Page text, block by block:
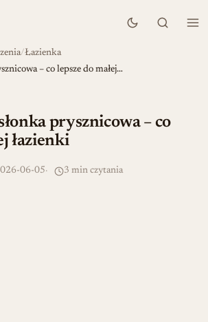
Łazienka
– co lepsze do małej…
prysznicowa – co
łazienki
06-05 3 min czytania